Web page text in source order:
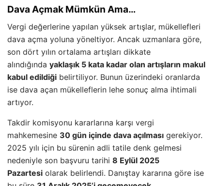
Dava Açmak Mümkün Ama…
Vergi değerlerine yapılan yüksek artışlar, mükellefleri
dava açma yoluna yöneltiyor. Ancak uzmanlara göre,
son dört yılın ortalama artışları dikkate
alındığında yaklaşık 5 kata kadar olan artışların makul
kabul edildiği belirtiliyor. Bunun üzerindeki oranlarda
ise dava açan mükelleflerin lehe sonuç alma ihtimali
artıyor.
Takdir komisyonu kararlarına karşı vergi
mahkemesine 30 gün içinde dava açılması gerekiyor.
2025 yılı için bu sürenin adli tatile denk gelmesi
nedeniyle son başvuru tarihi 8 Eylül 2025
Pazartesi olarak belirlendi. Danıştay kararına göre ise